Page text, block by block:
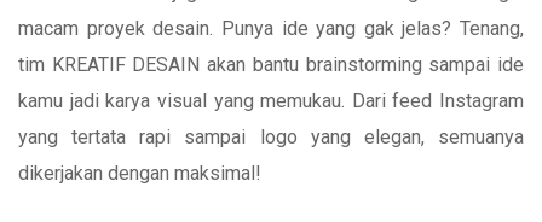
macam proyek desain. Punya ide yang gak jelas? Tenang,
tim KREATIF DESAIN akan bantu brainstorming sampai ide
kamu jadi karya visual yang memukau. Dari feed Instagram
yang tertata rapi sampai logo yang elegan, semuanya
dikerjakan dengan maksimal!